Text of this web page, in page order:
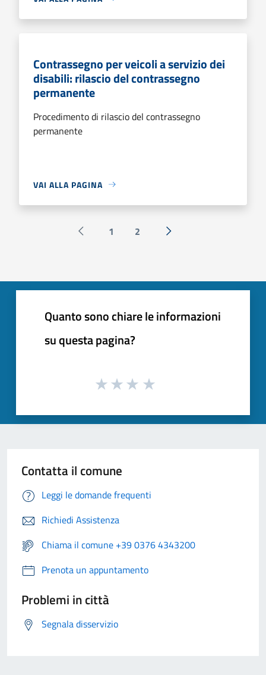
Contrassegno per veicoli a servizio dei
disabili: rilascio del contrassegno
permanente
Procedimento di rilascio del contrassegno
permanente
VAI ALLA PAGINA
Pagina precedente
1 2 Successiva »
Quanto sono chiare le informazioni
su questa pagina?
Contatta il comune
Leggi le domande frequenti
Richiedi Assistenza
Chiama il comune +39 0376 4343200
Prenota un appuntamento
Problemi in città
Segnala disservizio